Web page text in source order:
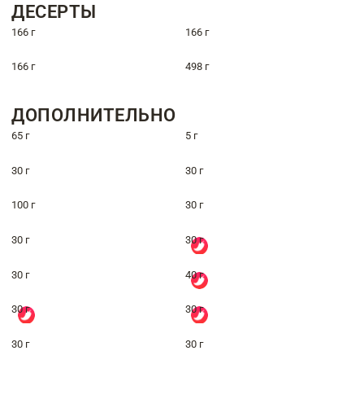
ДЕСЕРТЫ
166 г 166 г
166 г 498 г
ДОПОЛНИТЕЛЬНО
65 г 5 г
30 г 30 г
100 г 30 г
30 г 30 г
30 г 40 г
30 г 30 г
30 г 30 г